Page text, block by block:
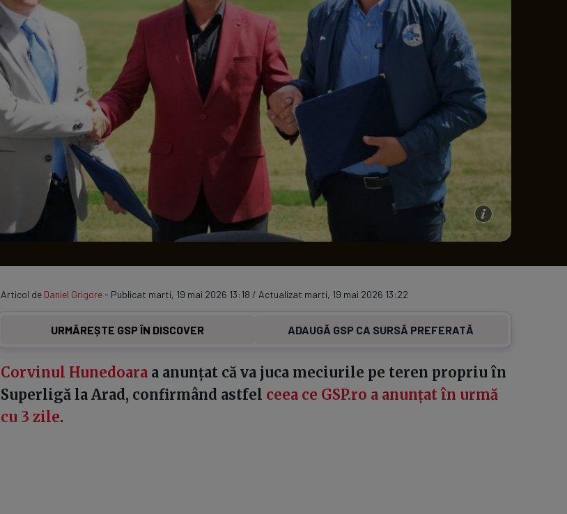
Serie A
Meciuri Clasament
Program TV
Articol de Daniel Grigore- Publicat marti, 19 mai 2026 13:18 / Actualizat marti, 19 mai 2026 13:22
URMĂREȘTE GSP ÎN DISCOVER ADAUGĂ GSP CA SURSĂ PREFERATĂ
Corvinul Hunedoaraa anunțat că va juca meciurile pe teren propriu în
Superligă la Arad, confirmând astfel ceea ce GSP.ro a anunțat în urmă
cu 3 zile.